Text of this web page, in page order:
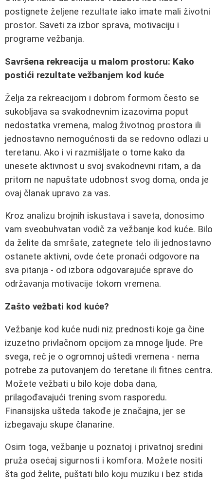
postignete željene rezultate iako imate mali životni
prostor. Saveti za izbor sprava, motivaciju i
programe vežbanja.
Savršena rekreacija u malom prostoru: Kako
postići rezultate vežbanjem kod kuće
Želja za rekreacijom i dobrom formom često se
sukobljava sa svakodnevnim izazovima poput
nedostatka vremena, malog životnog prostora ili
jednostavno nemogućnosti da se redovno odlazi u
teretanu. Ako i vi razmišljate o tome kako da
unesete aktivnost u svoj svakodnevni ritam, a da
pritom ne napuštate udobnost svog doma, onda je
ovaj članak upravo za vas.
Kroz analizu brojnih iskustava i saveta, donosimo
vam sveobuhvatan vodič za vežbanje kod kuće. Bilo
da želite da smršate, zategnete telo ili jednostavno
ostanete aktivni, ovde ćete pronaći odgovore na
sva pitanja - od izbora odgovarajuće sprave do
održavanja motivacije tokom vremena.
Zašto vežbati kod kuće?
Vežbanje kod kuće nudi niz prednosti koje ga čine
izuzetno privlačnom opcijom za mnoge ljude. Pre
svega, reč je o ogromnoj uštedi vremena - nema
potrebe za putovanjem do teretane ili fitnes centra.
Možete vežbati u bilo koje doba dana,
prilagođavajući trening svom rasporedu.
Finansijska ušteda takođe je značajna, jer se
izbegavaju skupe članarine.
Osim toga, vežbanje u poznatoj i privatnoj sredini
pruža osećaj sigurnosti i komfora. Možete nositi
šta god želite, puštati bilo koju muziku i bez stida